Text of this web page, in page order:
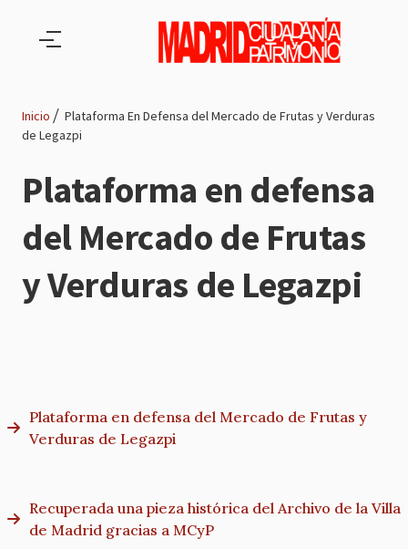
de
navegación
Inicio
Plataforma En Defensa del Mercado de Frutas y Verduras
de Legazpi
Plataforma en defensa
del Mercado de Frutas
y Verduras de Legazpi
Plataforma en defensa del Mercado de Frutas y
Verduras de Legazpi
Recuperada una pieza histórica del Archivo de la Villa
de Madrid gracias a MCyP